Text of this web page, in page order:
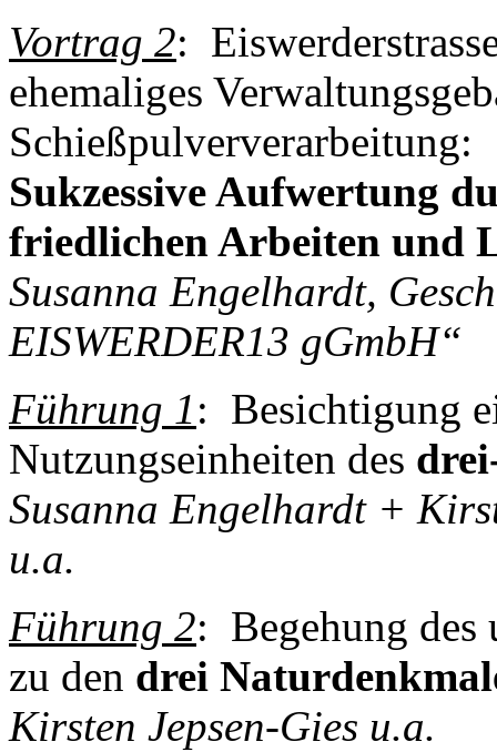
Vortrag 2:
ehemaliges
Schießpulververarbeitung:
Sukzessive Aufwertung
friedlichen Arbeiten und
Susanna Engelhardt,
EISWERDER13 gGmbH“
Führung 1: Besichtigung
Nutzungseinheiten des
Susanna Engelhardt +
u.a.
Führung 2: Begehung des
zu den drei
Kirsten Jepsen-Gies u.a.